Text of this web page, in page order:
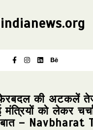
की अटकलें
को लेकर
– Navbharat